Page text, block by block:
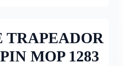
TRAPEADOR
MOP 1283